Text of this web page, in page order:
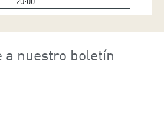
a nuestro boletín